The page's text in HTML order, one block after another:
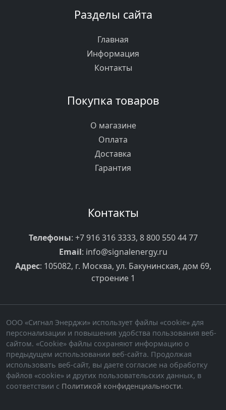
Разделы сайта
Главная
Информация
Контакты
Покупка товаров
О магазине
Оплата
Доставка
Гарантия
Контакты
Телефоны: +7 916 316 3333, 8 800 550 44 77
Email: info@signalenergy.ru
Адрес: 105082, г. Москва, ул. Бакунинская, дом 69,
строение 1
ООО «Сигнал Энерджи» использует файлы «cookie» для
персонализации и повышения удобства пользования веб-
сайтом. «Cookie» файлы сохраняют информацию о
предыдущем использовании веб-сайта. Продолжая
использовать веб-сайт, вы даете согласие на обработку
файлов «cookie» и других пользовательских данных, в
соответствии с Политикой конфиденциальности.